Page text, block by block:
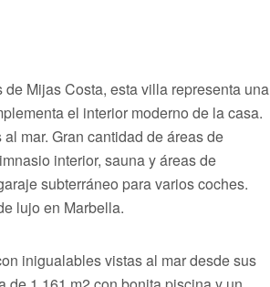
Mijas Costa, esta villa representa una
el interior moderno de la casa.
mar. Gran cantidad de áreas de
interior, sauna y áreas de
subterráneo para varios coches.
lujo en Marbella.
inigualables vistas al mar desde sus